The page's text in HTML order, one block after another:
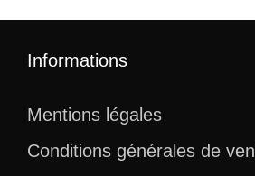
Informations
Mentions légales
Conditions générales de